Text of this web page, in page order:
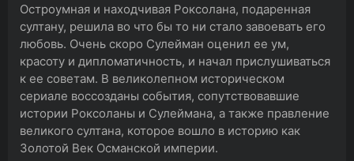
Остроумная и находчивая Роксолана, подаренная
султану, решила во что бы то ни стало завоевать его
любовь. Очень скоро Сулейман оценил ее ум,
красоту и дипломатичность, и начал прислушиваться
к ее советам. В великолепном историческом
сериале воссозданы события, сопутствовавшие
истории Роксоланы и Сулеймана, а также правление
великого султана, которое вошло в историю как
Золотой Век Османской империи.